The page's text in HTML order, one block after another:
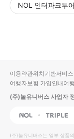
NOL 인터파크투어
입니
다.
높
동
순
상
이용약관위치기반서비
여행자보험 가입안내여
(주)놀유니버스 사업자
NOL Triple
(주)놀유니버스는 일부 상품